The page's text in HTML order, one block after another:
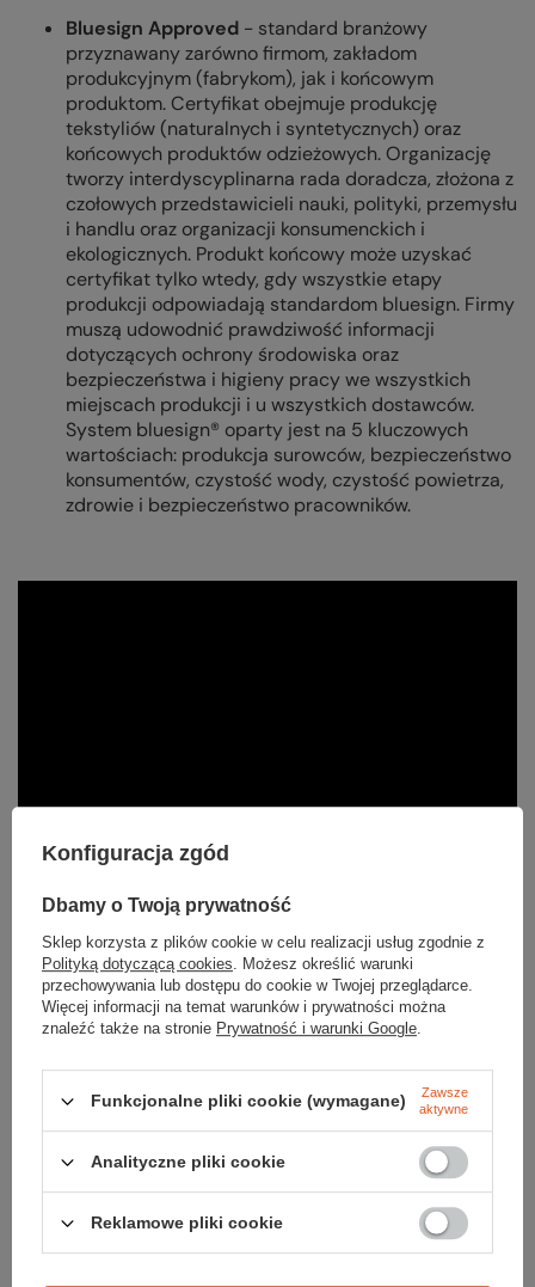
Bluesign Approved - standard branżowy
przyznawany zarówno firmom, zakładom
produkcyjnym (fabrykom), jak i końcowym
produktom. Certyfikat obejmuje produkcję
tekstyliów (naturalnych i syntetycznych) oraz
końcowych produktów odzieżowych. Organizację
tworzy interdyscyplinarna rada doradcza, złożona z
czołowych przedstawicieli nauki, polityki, przemysłu
i handlu oraz organizacji konsumenckich i
ekologicznych. Produkt końcowy może uzyskać
certyfikat tylko wtedy, gdy wszystkie etapy
produkcji odpowiadają standardom bluesign. Firmy
muszą udowodnić prawdziwość informacji
dotyczących ochrony środowiska oraz
bezpieczeństwa i higieny pracy we wszystkich
miejscach produkcji i u wszystkich dostawców.
System bluesign® oparty jest na 5 kluczowych
wartościach: produkcja surowców, bezpieczeństwo
konsumentów, czystość wody, czystość powietrza,
zdrowie i bezpieczeństwo pracowników.
Parametry
Marka Fjord Nansen
Konfiguracja zgód
Dbamy o Twoją prywatność
Sklep korzysta z plików cookie w celu realizacji usług zgodnie z
Polityką dotyczącą cookies. Możesz określić warunki
przechowywania lub dostępu do cookie w Twojej przeglądarce.
Więcej informacji na temat warunków i prywatności można
znaleźć także na stronie Prywatność i warunki Google.
Funkcjonalne pliki cookie (wymagane)
Zawsze
aktywne
Analityczne pliki cookie
Reklamowe pliki cookie